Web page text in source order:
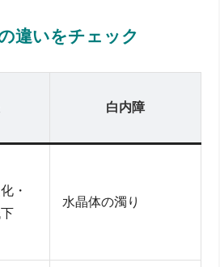
違いをチェック
白内障
・
水晶体の濁り